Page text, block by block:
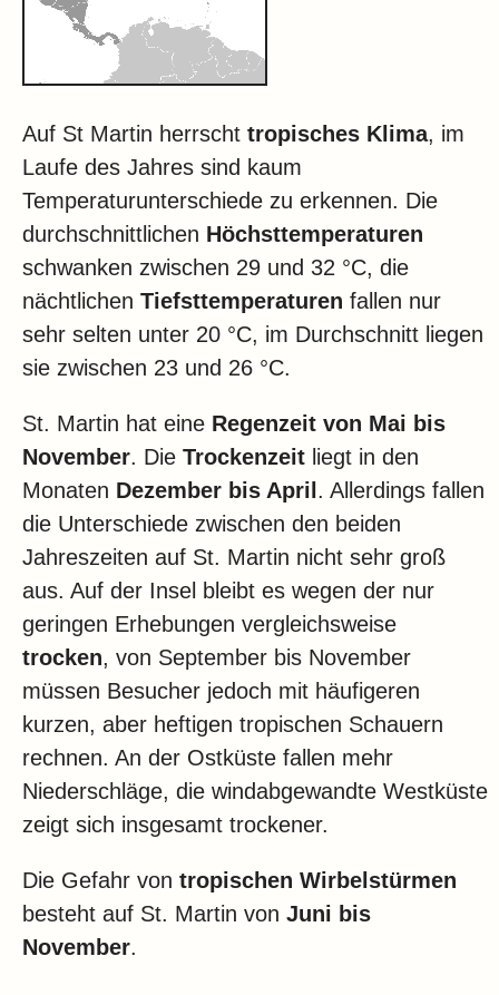
Auf St Martin herrscht tropisches Klima, im
Laufe des Jahres sind kaum
Temperaturunterschiede zu erkennen. Die
durchschnittlichen Höchsttemperaturen
schwanken zwischen 29 und 32 °C, die
nächtlichen Tiefsttemperaturen fallen nur
sehr selten unter 20 °C, im Durchschnitt liegen
sie zwischen 23 und 26 °C.
St. Martin hat eine Regenzeit von Mai bis
November. Die Trockenzeit liegt in den
Monaten Dezember bis April . Allerdings fallen
die Unterschiede zwischen den beiden
Jahreszeiten auf St. Martin nicht sehr groß
aus. Auf der Insel bleibt es wegen der nur
geringen Erhebungen vergleichsweise
trocken, von September bis November
müssen Besucher jedoch mit häufigeren
kurzen, aber heftigen tropischen Schauern
rechnen. An der Ostküste fallen mehr
Niederschläge, die windabgewandte Westküste
zeigt sich insgesamt trockener.
Die Gefahr von tropischen Wirbelstürmen
besteht auf St. Martin von Juni bis
November.